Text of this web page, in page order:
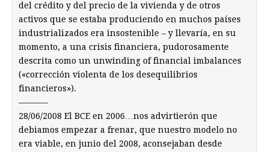
del crédito y del precio de la vivienda y de otros
activos que se estaba produciendo en muchos países
industrializados era insostenible – y llevaría, en su
momento, a una crisis financiera, pudorosamente
descrita como un unwinding of financial imbalances
(«corrección violenta de los desequilibrios
financieros»).
———–
28/06/2008 El BCE en 2006…nos advirtierón que
debiamos empezar a frenar, que nuestro modelo no
era viable, en junio del 2008, aconsejaban desde